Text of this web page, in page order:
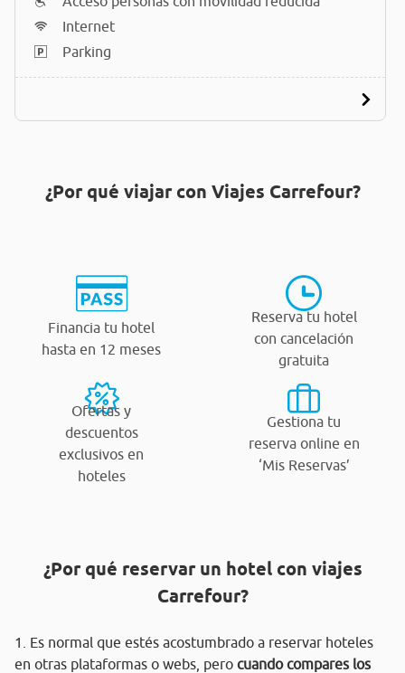
Internet
Parking
¿Por qué viajar con Viajes Carrefour?
Financia tu hotel
hasta en 12 meses
Reserva tu hotel
con cancelación
gratuita
Ofertas y
descuentos
exclusivos en
hoteles
Gestiona tu
reserva online en
‘Mis Reservas’
¿Por qué reservar un hotel con viajes
Carrefour?
1. Es normal que estés acostumbrado a reservar hoteles
en otras plataformas o webs, pero cuando compares los